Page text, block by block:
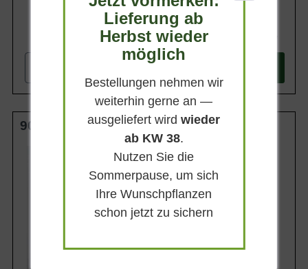
90 cm Stamm C3
Kronengröße
15-35 cm
Erntezeit
Juli-August
Frucht
Schwarz
Sauer und saftig
Lieferung ab
Herbst wieder
möglich
Bestellungen nehmen wir
weiterhin gerne an —
ausgeliefert wirdwieder
ab KW 38.
Nutzen Sie die
Sommerpause, um sich
Ihre Wunschpflanzen
schon jetzt zu sichern